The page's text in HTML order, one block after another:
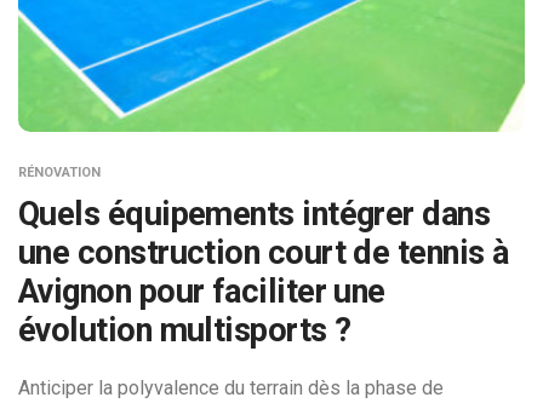
RÉNOVATION
Quels équipements intégrer dans
une construction court de tennis à
Avignon pour faciliter une
évolution multisports ?
Anticiper la polyvalence du terrain dès la phase de